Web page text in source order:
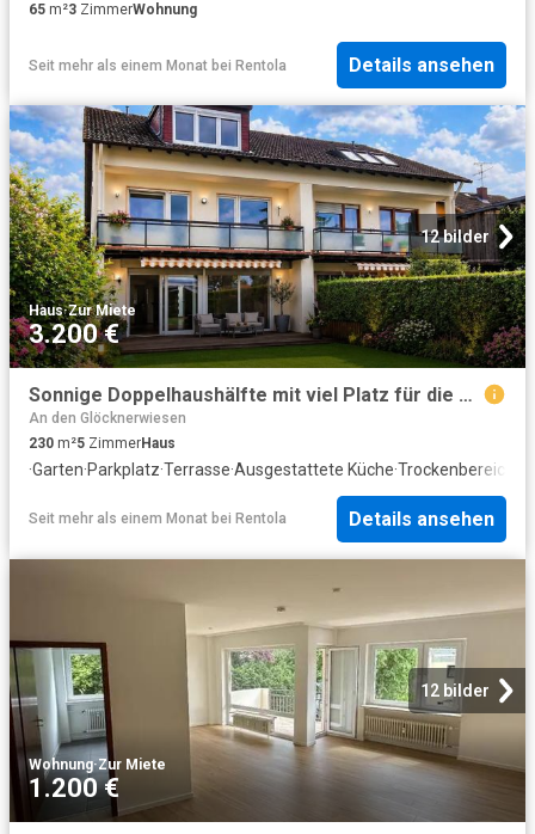
65 m²3 ZimmerWohnung
Seit mehr als einem Monat bei Rentola Details ansehen
12 bilder
Haus·Zur Miete
3.200 €
Sonnige Doppelhaushälfte mit viel Platz für die Familie und sehr guter Infrastruktur
An den Glöcknerwiesen
230 m²5 ZimmerHaus
·Garten·Parkplatz·Terrasse·Ausgestattete Küche·Trockenbereich
Seit mehr als einem Monat bei Rentola Details ansehen
12 bilder
Wohnung·Zur Miete
1.200 €